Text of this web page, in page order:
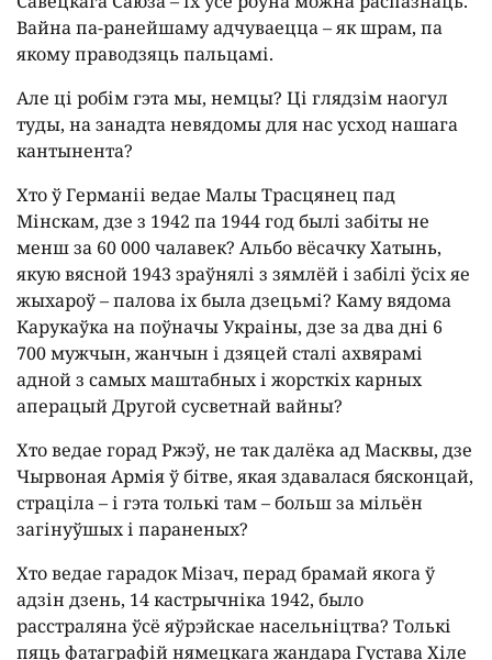
Вайна па-ранейшаму адчуваецца – як шрам, па
якому праводзяць пальцамі.
Але ці робім гэта мы, немцы? Ці глядзім наогул
туды, на занадта невядомы для нас усход нашага
кантынента?
Хто ў Германіі ведае Малы Трасцянец пад
Мінскам, дзе з 1942 па 1944 год былі забіты не
менш за 60 000 чалавек? Альбо вёсачку Хатынь,
якую вясной 1943 зраўнялі з зямлёй і забілі ўсіх яе
жыхароў – палова іх была дзецьмі? Каму вядома
Карукаўка на поўначы Украіны, дзе за два дні 6
700 мужчын, жанчын і дзяцей сталі ахвярамі
адной з самых маштабных і жорсткіх карных
аперацый Другой сусветнай вайны?
Хто ведае горад Ржэў, не так далёка ад Масквы, дзе
Чырвоная Армія ў бітве, якая здавалася бясконцай,
страціла – і гэта толькі там – больш за мільён
загінуўшых і параненых?
Хто ведае гарадок Мізач, перад брамай якога ў
адзін дзень, 14 кастрычніка 1942, было
расстраляна ўсё яўрэйскае насельніцтва? Толькі
пяць фатаграфій нямецкага жандара Густава Хіле